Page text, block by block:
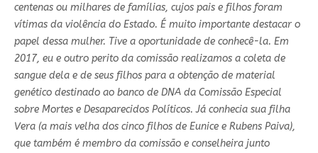
centenas ou milhares de famílias, cujos pais e filhos foram
vítimas da violência do Estado. É muito importante destacar o
papel dessa mulher. Tive a oportunidade de conhecê-la. Em
2017, eu e outro perito da comissão realizamos a coleta de
sangue dela e de seus filhos para a obtenção de material
genético destinado ao banco de DNA da Comissão Especial
sobre Mortes e Desaparecidos Políticos. Já conhecia sua filha
Vera (a mais velha dos cinco filhos de Eunice e Rubens Paiva),
que também é membro da comissão e conselheira junto